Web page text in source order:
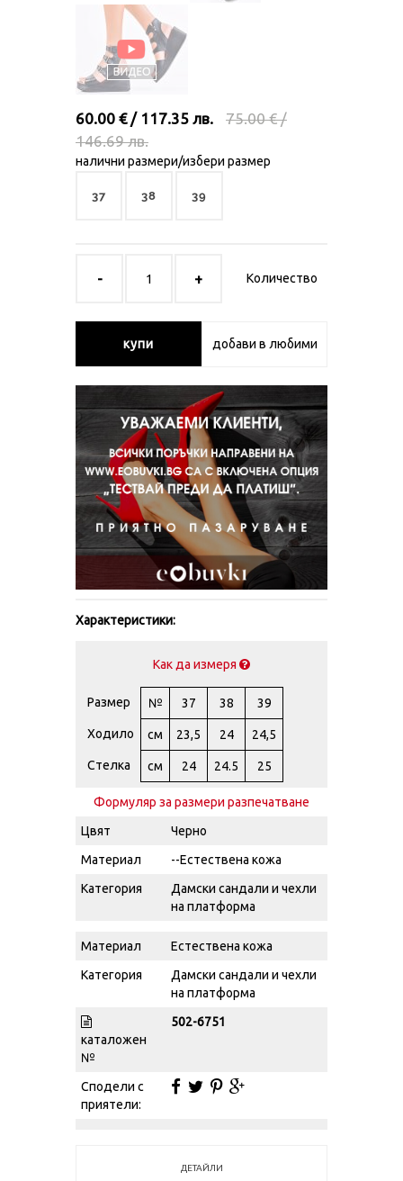
60.00 € / 117.35 лв.
75.00 € /
146.69 лв.
налични размери/избери размер
37 38 39
Количество
купи добави в любими
Характеристики:
Как да измеря
Размер № 37 38 39
Ходило см 23,5 24 24,5
Стелка см 24 24.5 25
Формуляр за размери разпечатване
Цвят
Черно
Материал
--Естествена кожа
Категория
Дамски сандали и чехли
на платформа
Материал
Естествена кожа
Категория
Дамски сандали и чехли
на платформа
каталожен
№
502-6751
Сподели с
приятели:
ДЕТАЙЛИ